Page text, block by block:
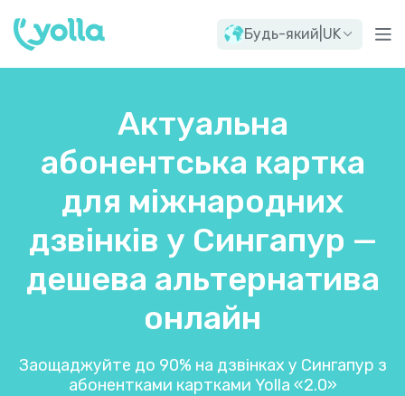
Будь-який UK
Актуальна
абонентська картка
для міжнародних
дзвінків у Сингапур —
дешева альтернатива
онлайн
Заощаджуйте до 90% на дзвінках у Сингапур з
абонентками картками Yolla «2.0»